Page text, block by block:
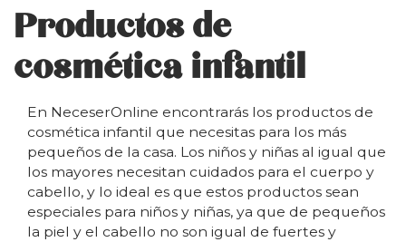
Productos de
cosmética infantil
En NeceserOnline encontrarás los productos de
cosmética infantil que necesitas para los más
pequeños de la casa. Los niños y niñas al igual que
los mayores necesitan cuidados para el cuerpo y
cabello, y lo ideal es que estos productos sean
especiales para niños y niñas, ya que de pequeños
la piel y el cabello no son igual de fuertes y